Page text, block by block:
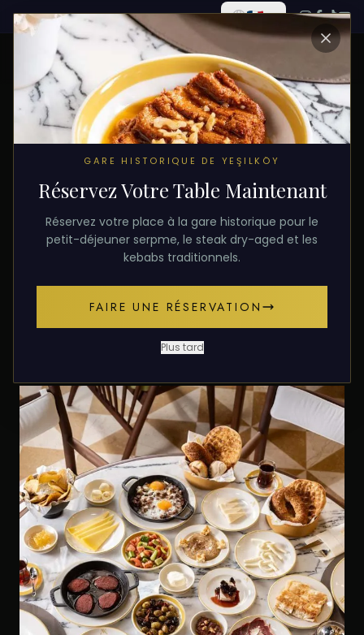
TOUS LES ARTICLES
PETIT-DÉJEUNER 6 février 2026
Petit-Déjeuner Istanbul
Le lieu le plus spécial pour le petit-déjeuner à
Istanbul : petit-déjeuner dans la gare historique de
GARE HISTORIQUE DE YEŞILKÖY
Réservez Votre Table Maintenant
Réservez votre place à la gare historique pour le
petit-déjeuner serpme, le steak dry-aged et les
kebabs traditionnels.
FAIRE UNE RÉSERVATION
Plus tard